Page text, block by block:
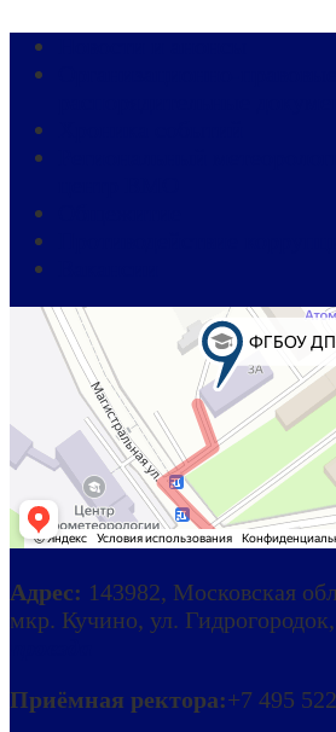
Адрес: 143982, Московская
мкр. Кучино, ул.
Приёмная ректора:+7 495